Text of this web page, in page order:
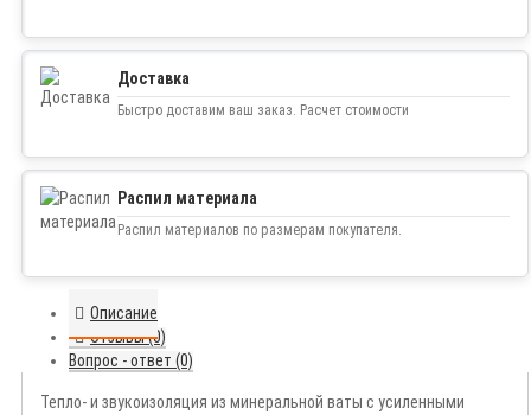
Доставка
Быстро доставим ваш заказ. Расчет стоимости
Распил материала
Распил материалов по размерам покупателя.
Описание
Отзывы (0)
Вопрос - ответ (0)
Тепло- и звукоизоляция из минеральной ваты с усиленными